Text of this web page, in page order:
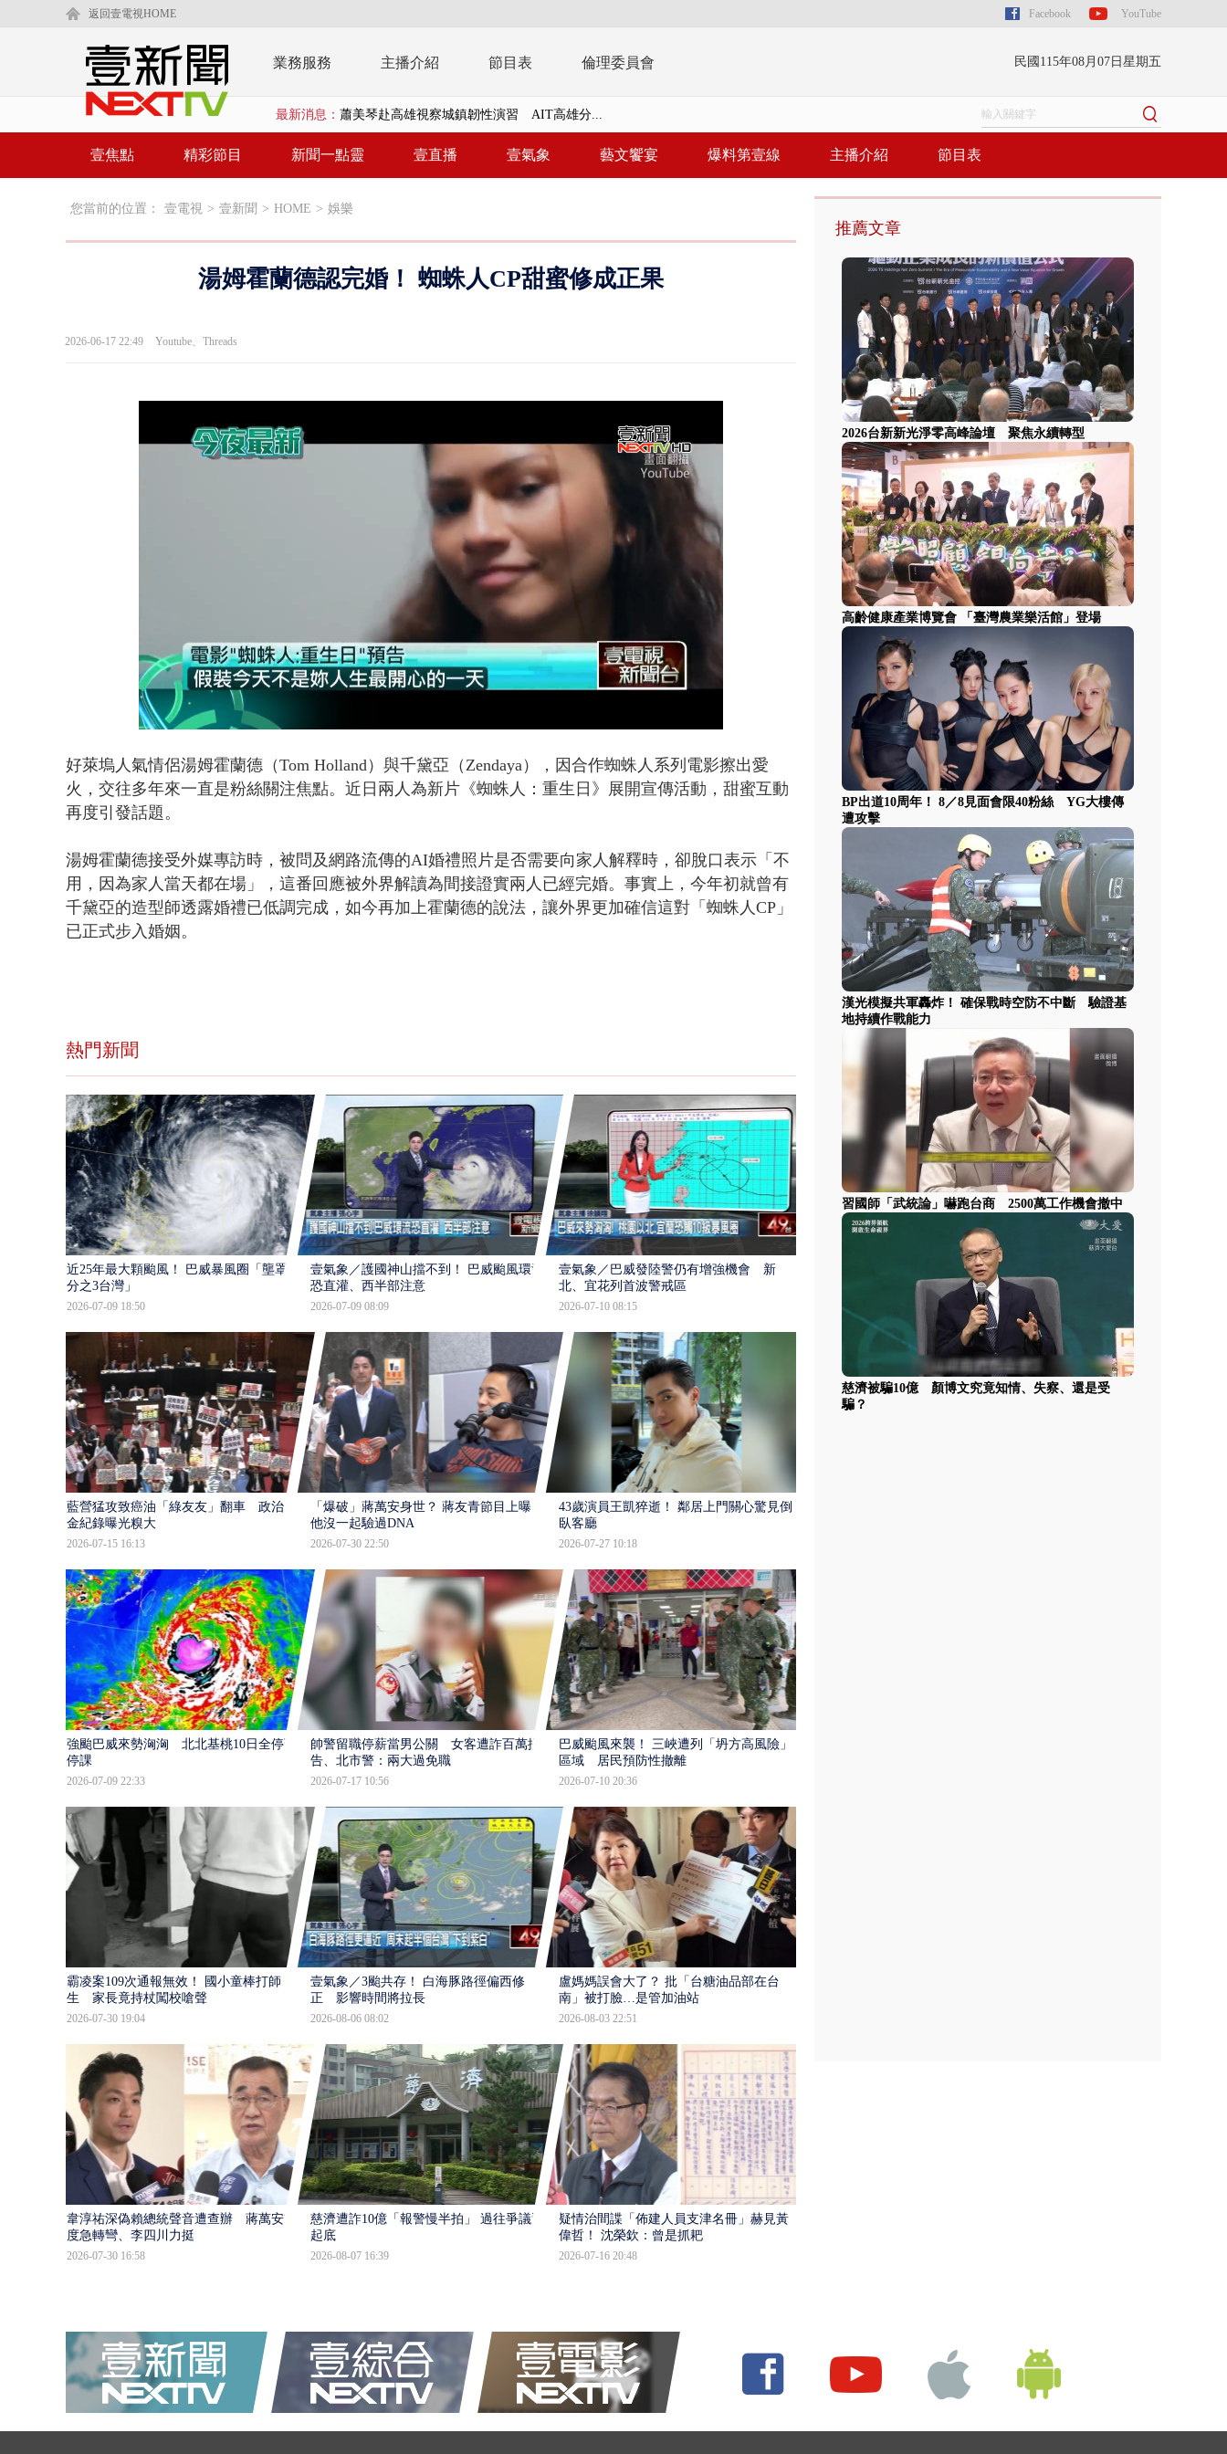
返回壹電視HOME Facebook YouTube
業務服務 主播介紹 節目表 倫理委員會 民國115年08月07日星期五
最新消息： 蕭美琴赴高雄視察城鎮韌性演習 AIT高雄分...
「鯨魚」挾風雨肆虐菲律賓 土石流災情釀6
沖繩機場航班取消！ 滯留旅客「拚手速」搶...
壹焦點 精彩節目 新聞一點靈 壹直播 壹氣象 藝文饗宴 爆料第壹線 主播介紹 節目表
您當前的位置： 壹電視 > 壹新聞 > HOME > 娛樂
湯姆霍蘭德認完婚！ 蜘蛛人CP甜蜜修成正果
2026-06-17 22:49 Youtube、Threads
Unmute
42.48%
好萊塢人氣情侶湯姆霍蘭德（Tom Holland）與千黛亞（Zendaya），因合作蜘蛛人系列電影擦出愛
火，交往多年來一直是粉絲關注焦點。近日兩人為新片《蜘蛛人：重生日》展開宣傳活動，甜蜜互動
再度引發話題。
湯姆霍蘭德接受外媒專訪時，被問及網路流傳的AI婚禮照片是否需要向家人解釋時，卻脫口表示「不
用，因為家人當天都在場」，這番回應被外界解讀為間接證實兩人已經完婚。 事實上，今年初就曾有
千黛亞的造型師透露婚禮已低調完成，如今再加上霍蘭德的說法，讓外界更加確信這對「蜘蛛人CP」
已正式步入婚姻。
熱門新聞
近25年最大顆颱風！ 巴威暴風圈「壟罩4
分之3台灣」
2026-07-09 18:50
壹氣象／護國神山擋不到！ 巴威颱風環流
恐直灌、西半部注意
2026-07-09 08:09
壹氣象／巴威發陸警仍有增強機會 新
北、宜花列首波警戒區
2026-07-10 08:15
藍營猛攻致癌油「綠友友」翻車 政治獻
金紀錄曝光糗大
2026-07-15 16:13
「爆破」蔣萬安身世？ 蔣友青節目上曝：
他沒一起驗過DNA
2026-07-30 22:50
43歲演員王凱猝逝！ 鄰居上門關心驚見倒
臥客廳
2026-07-27 10:18
強颱巴威來勢洶洶 北北基桃10日全停班
停課
2026-07-09 22:33
帥警留職停薪當男公關 女客遭詐百萬提
告、北市警：兩大過免職
2026-07-17 10:56
巴威颱風來襲！ 三峽遭列「坍方高風險」
區域 居民預防性撤離
2026-07-10 20:36
霸凌案109次通報無效！ 國小童棒打師
生 家長竟持杖闖校嗆聲
2026-07-30 19:04
壹氣象／3颱共存！ 白海豚路徑偏西修
正 影響時間將拉長
2026-08-06 08:02
盧媽媽誤會大了？ 批「台糖油品部在台
南」被打臉…是管加油站
2026-08-03 22:51
韋淳祐深偽賴總統聲音遭查辦 蔣萬安態
度急轉彎、李四川力挺
2026-07-30 16:58
慈濟遭詐10億「報警慢半拍」 過往爭議遭
起底
2026-08-07 16:39
疑情治間諜「佈建人員支津名冊」赫見黃
偉哲！ 沈榮欽：曾是抓耙
2026-07-16 20:48
推薦文章
2026台新新光淨零高峰論壇 聚焦永續轉型
高齡健康產業博覽會 「臺灣農業樂活館」登場
BP出道10周年！ 8／8見面會限40粉絲 YG大樓傳
遭攻擊
漢光模擬共軍轟炸！ 確保戰時空防不中斷 驗證基
地持續作戰能力
習國師「武統論」嚇跑台商 2500萬工作機會撤中
慈濟被騙10億 顏博文究竟知情、失察、還是受
騙？